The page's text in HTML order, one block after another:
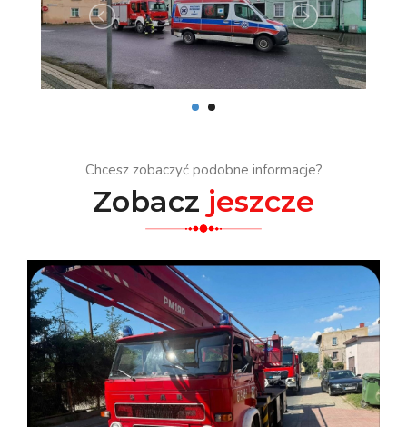
Chcesz zobaczyć podobne informacje?
Zobacz jeszcze